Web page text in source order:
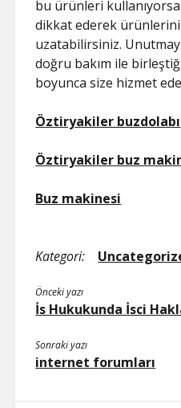
bu ürünleri
dikkat ederek
uzatabilirsiniz.
doğru bakım ile
boyunca size hizmet
Öztiryakiler buzdolabı
Öztiryakiler buz
Buz makinesi
Kategori:
Önceki yazı
İs Hukukunda İsci
Sonraki yazı
internet forumları